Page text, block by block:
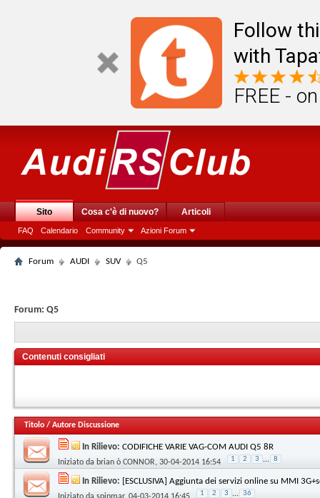
Follow
with
FREE -
Sito
FAQ Calendario Community Azioni Forum
Cosa c'è di nuovo? Articoli
Forum AUDI SUV Q5
Forum: Q5
Contenuti consigliati
Titolo / Autore Discussione
In Rilievo: CODIFICHE VARIE VAG-COM AUDI Q5 8R
Iniziato da brian ò CONNOR, 30-04-2014 16:54 1 2 3 ... 8
In Rilievo: [ESCLUSIVA] Aggiunta dei servizi online su MMI
1 2 3 ... 36